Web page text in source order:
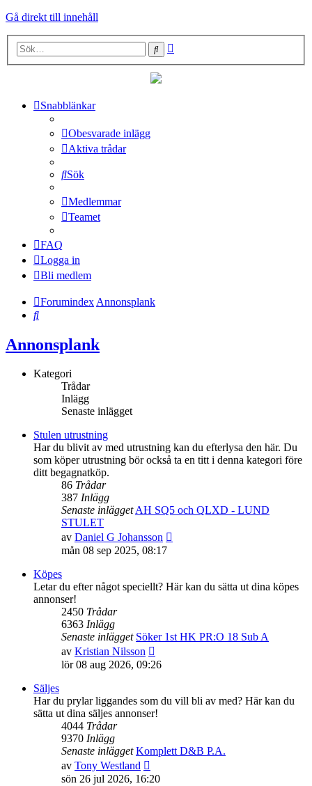
Gå direkt till innehåll
Sök
Snabblänkar
Obesvarade inlägg
Aktiva trådar
Sök
Medlemmar
Teamet
FAQ
Logga in
Bli medlem
Forumindex Annonsplank
Sök
Annonsplank
Kategori
Trådar
Inlägg
Senaste inlägget
Stulen utrustning
Har du blivit av med utrustning kan du efterlysa den här. Du
som köper utrustning bör också ta en titt i denna kategori före
ditt begagnatköp.
86 Trådar
387 Inlägg
Senaste inläggetAH SQ5 och QLXD - LUND
STULET
av Daniel G Johansson
inlägget
mån 08 sep 2025, 08:17
Köpes
Letar du efter något speciellt? Här kan du sätta ut dina köpes
annonser!
2450 Trådar
6363 Inlägg
Senaste inlägget Söker 1st HK PR:O 18 Sub A
av Kristian Nilsson
till
inlägget
lör 08 aug 2026, 09:26
Säljes
Har du prylar liggandes som du vill bli av med? Här kan du
sätta ut dina säljes annonser!
4044 Trådar
9370 Inlägg
Senaste inlägget Komplett D&B P.A.
av Tony Westland
till
sön 26 jul 2026, 16:20